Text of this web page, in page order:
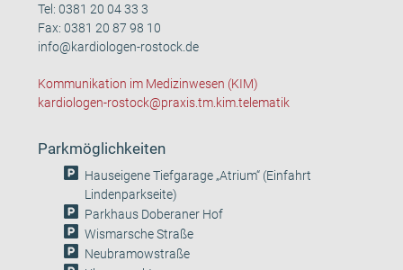
Tel:0381 20 04 33 3
Fax: 0381 20 87 98 10
info@kardiologen-rostock.de
Kommunikation im Medizinwesen (KIM)
kardiologen-rostock@praxis.tm.kim.telematik
Parkmöglichkeiten
Hauseigene Tiefgarage „Atrium“ (Einfahrt
Lindenparkseite)
Parkhaus Doberaner Hof
Wismarsche Straße
Neubramowstraße